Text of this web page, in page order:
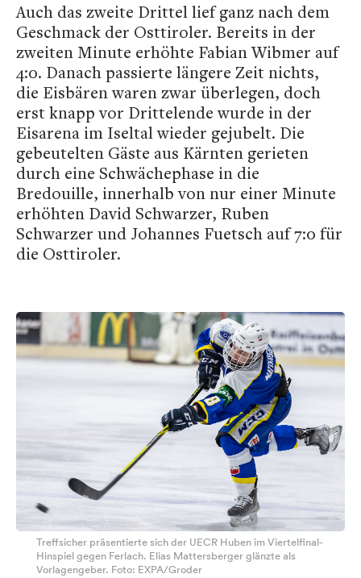
Auch das zweite Drittel lief ganz nach dem
Geschmack der Osttiroler. Bereits in der
zweiten Minute erhöhte Fabian Wibmer auf
4:0. Danach passierte längere Zeit nichts,
die Eisbären waren zwar überlegen, doch
erst knapp vor Drittelende wurde in der
Eisarena im Iseltal wieder gejubelt. Die
gebeutelten Gäste aus Kärnten gerieten
durch eine Schwächephase in die
Bredouille, innerhalb von nur einer Minute
erhöhten David Schwarzer, Ruben
Schwarzer und Johannes Fuetsch auf 7:0 für
die Osttiroler.
Treffsicher präsentierte sich der UECR Huben im Viertelfinal-
Hinspiel gegen Ferlach. Elias Mattersberger glänzte als
Vorlagengeber. Foto: EXPA/Groder